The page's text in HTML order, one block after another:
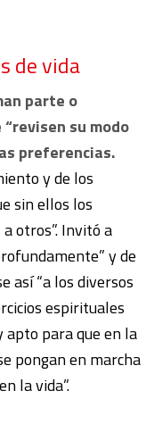
de vida
parte o
su modo
preferencias.
y de los
sin ellos los
otros”. Invitó a
y de
así “a los diversos
espirituales
para que en la
pongan en marcha
la vida”.